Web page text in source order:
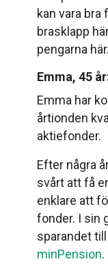
kan vara
brasklapp
pengarna här.
Emma, 45
Emma har
årtionden
aktiefonder.
Efter några
svårt att få
enklare att
fonder. I sin
sparandet
minPension